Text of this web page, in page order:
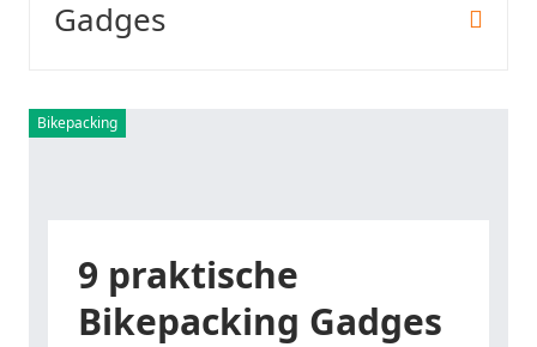
Gadges
Bikepacking
9 praktische
Bikepacking Gadges